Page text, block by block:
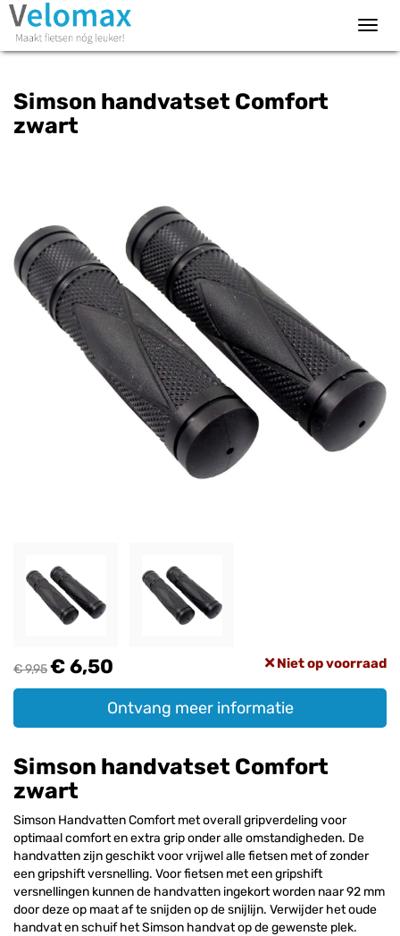
Simson handvatset Comfort
zwart
€ 9,95€ 6,50 Niet op voorraad
Ontvang meer informatie
Simson handvatset Comfort
zwart
Simson Handvatten Comfort met overall gripverdeling voor
optimaal comfort en extra grip onder alle omstandigheden. De
handvatten zijn geschikt voor vrijwel alle fietsen met of zonder
een gripshift versnelling. Voor fietsen met een gripshift
versnellingen kunnen de handvatten ingekort worden naar 92 mm
door deze op maat af te snijden op de snijlijn. Verwijder het oude
handvat en schuif het Simson handvat op de gewenste plek.